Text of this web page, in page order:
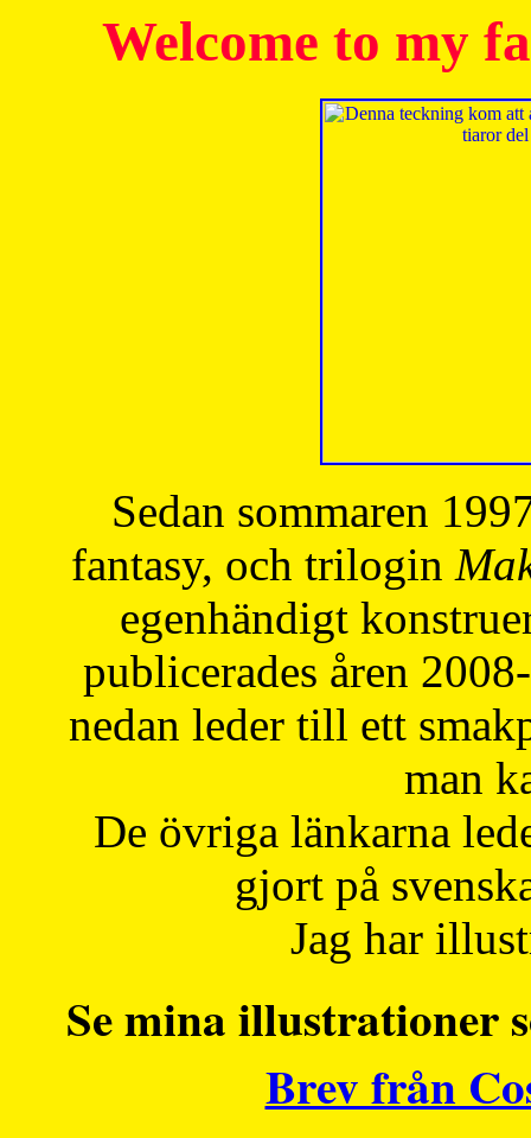
Welcome to my
Sedan sommaren
fantasy, och trilogin
egenhändigt
publicerades åren
nedan leder till ett
man
De övriga länkarna
gjort på
Jag har
Se mina illustrationer
Brev från